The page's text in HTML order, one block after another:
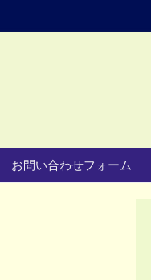
お問い合わせフォーム